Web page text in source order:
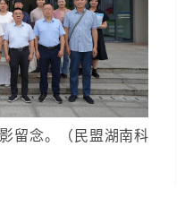
留念。（民盟湖南科